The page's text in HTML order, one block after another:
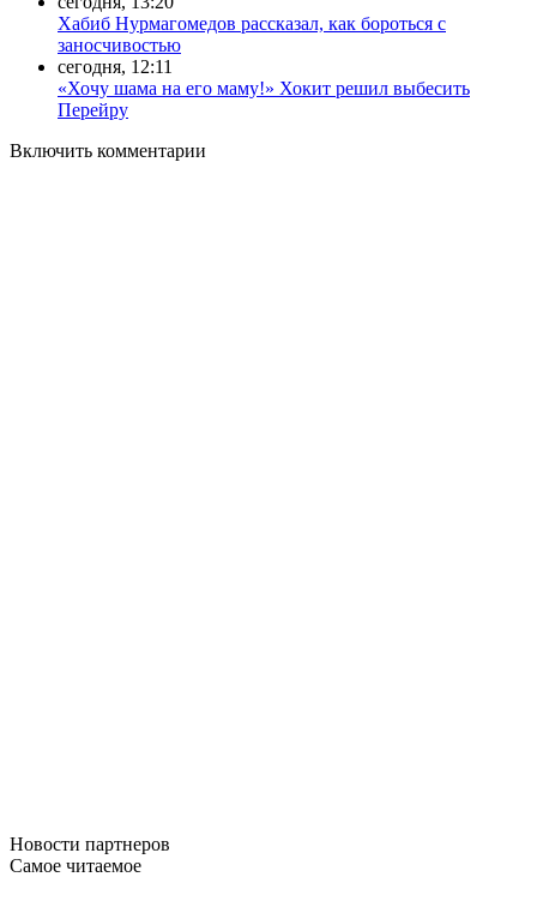
Хабиб Нурмагомедов рассказал, как бороться с
заносчивостью
сегодня, 12:11
«Хочу шама на его маму!» Хокит решил выбесить
Перейру
Включить комментарии
Новости партнеров
Самое читаемое